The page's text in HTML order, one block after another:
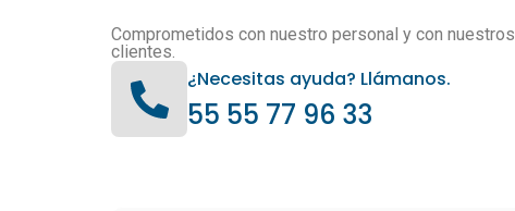
Comprometidos con nuestro personal y con nuestros
clientes.
¿Necesitas ayuda? Llámanos.
55 55 77 96 33